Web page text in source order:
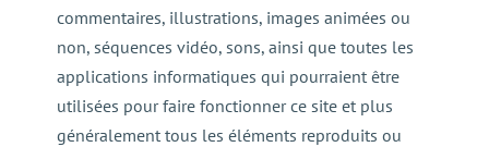
commentaires, illustrations, images animées ou
non, séquences vidéo, sons, ainsi que toutes les
applications informatiques qui pourraient être
utilisées pour faire fonctionner ce site et plus
généralement tous les éléments reproduits ou